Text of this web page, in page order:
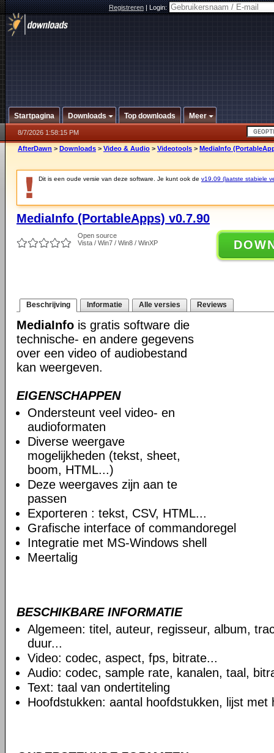
Registreren|Login:
Startpagina Downloads Top downloads Meer
8/7/2026 1:58:15 PM
AfterDawn > Downloads > Video & Audio > Videotools > MediaInfo
Dit is een oude versie van deze software. Je kunt ook de v19.09 (laatste stabiele
MediaInfo (PortableApps) v0.7.90
Open source
Vista / Win7 / Win8 / WinXP
Beschrijving Informatie Alle versies Reviews
MediaInfo is gratis software die
technische- en andere gegevens
over een video of audiobestand
kan weergeven.
EIGENSCHAPPEN
Ondersteunt veel video- en
audioformaten
Diverse weergave
mogelijkheden (tekst, sheet,
boom, HTML...)
Deze weergaves zijn aan te
passen
Exporteren : tekst, CSV, HTML...
Grafische interface of commandoregel
Integratie met MS-Windows shell
Meertalig
BESCHIKBARE INFORMATIE
Algemeen: titel, auteur, regisseur, album,
duur...
Video: codec, aspect, fps, bitrate...
Audio: codec, sample rate, kanalen, taal,
Text: taal van ondertiteling
Hoofdstukken: aantal hoofdstukken, lijst met